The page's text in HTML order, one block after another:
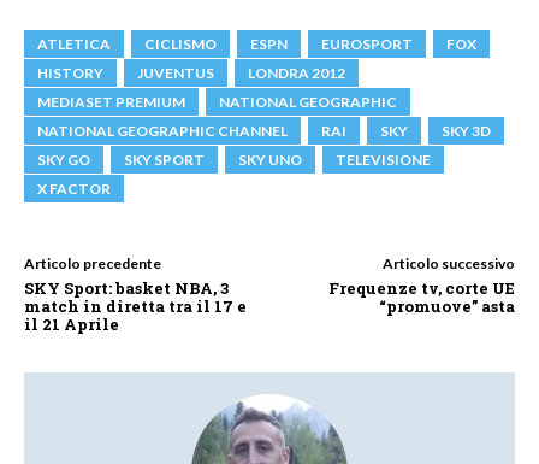
ATLETICA CICLISMO ESPN EUROSPORT
FOX
HISTORY
JUVENTUS
LONDRA 2012
MEDIASET PREMIUM
NATIONAL GEOGRAPHIC
NATIONAL GEOGRAPHIC CHANNEL
RAI SKY
SKY 3D
SKY GO
SKY SPORT SKY UNO
TELEVISIONE
X FACTOR
Articolo precedente
SKY Sport: basket NBA, 3
match in diretta tra il 17 e
il 21 Aprile
Articolo successivo
Frequenze tv, corte UE
“promuove” asta